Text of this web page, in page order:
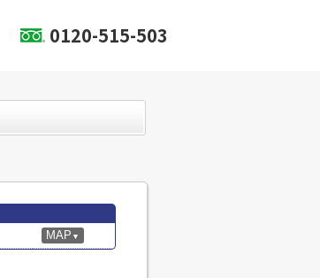
0120-515-503
MAP ▼